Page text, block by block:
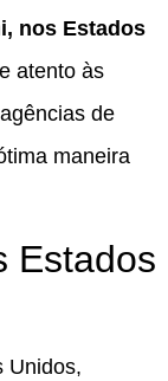
nos Estados
atento às
de
maneira
Estados
Unidos,